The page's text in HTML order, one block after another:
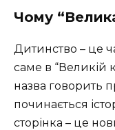
Чому
Дитинство – це
саме в “Великій
назва говорить
починається
сторінка – це